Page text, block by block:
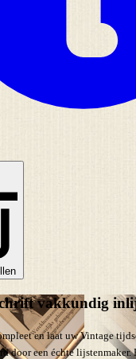
vakkundig
en laat uw Vintage
door een échte lijstenmaker.